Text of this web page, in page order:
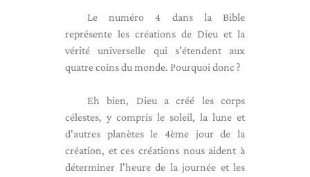
Le numéro 4 dans la Bible
représente les créations de Dieu et la
vérité universelle qui s'étendent aux
quatre coins du monde. Pourquoi donc ?
Eh bien, Dieu a créé les corps
célestes, y compris le soleil, la lune et
d'autres planètes le 4ème jour de la
création, et ces créations nous aident à
déterminer l'heure de la journée et les